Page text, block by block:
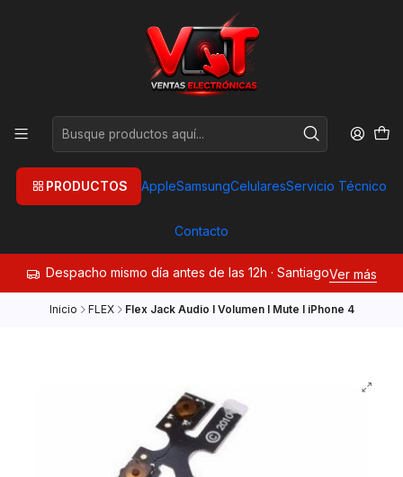
PRODUCTOS AppleSamsungCelularesServicio Técnico
Contacto
Despacho mismo día antes de las 12h · SantiagoVer más
Inicio FLEX Flex Jack Audio I Volumen I Mute I iPhone 4